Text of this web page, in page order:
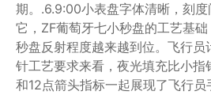
期。.6.9:00小表盘字体清晰，刻
它，ZF葡萄牙七小秒盘的工艺基
秒盘反射程度越来越到位。飞行员
针工艺要求来看，夜光填充比小指
和12点箭头指标一起展现了飞行